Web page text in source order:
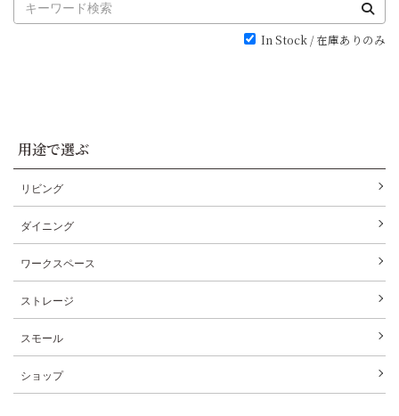
In Stock / 在庫ありのみ
用途で選ぶ
リビング
ダイニング
ワークスペース
ストレージ
スモール
ショップ